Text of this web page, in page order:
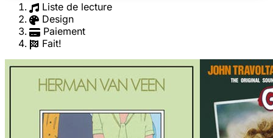
Liste de lecture
Design
Paiement
Fait!